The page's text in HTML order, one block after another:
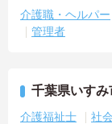
介護職・ヘルパー
管理者
千葉県いす
介護福祉士 社